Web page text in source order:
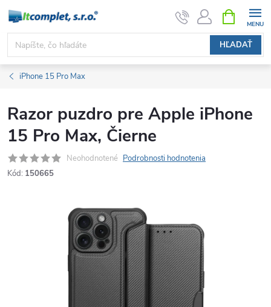
Prejsť
obsah
HĽADAŤ
KOŠÍK
iPhone 15 Pro Max
Razor puzdro pre Apple iPhone
15 Pro Max, Čierne
Neohodnotené Podrobnosti hodnotenia
Kód: 150665